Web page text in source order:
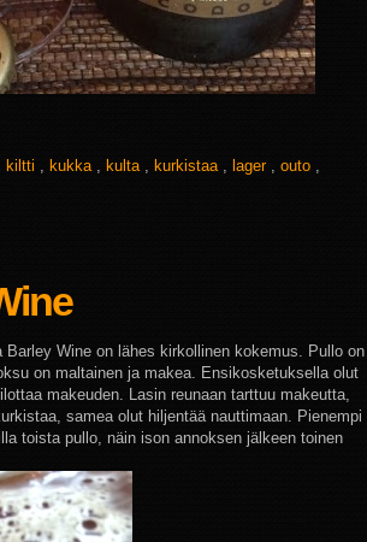
kiltti kukka kulta kurkistaa lager outo
Wine on lähes kirkollinen kokemus. Pullo on
on maltainen ja makea. Ensikosketuksella olut
makeuden. Lasin reunaan tarttuu makeutta,
samea olut hiljentää nauttimaan. Pienempi
toista pullo, näin ison annoksen jälkeen toinen